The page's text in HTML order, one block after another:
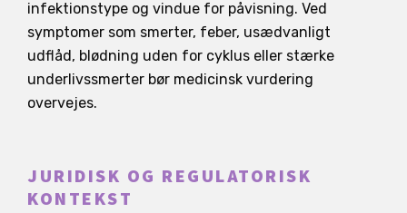
infektionstype og vindue for påvisning. Ved
symptomer som smerter, feber, usædvanligt
udflåd, blødning uden for cyklus eller stærke
underlivssmerter bør medicinsk vurdering
overvejes.
JURIDISK OG REGULATORISK
KONTEKST